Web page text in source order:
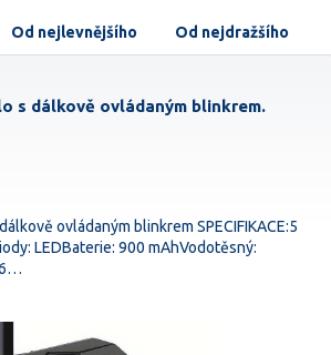
Od nejlevnějšího Od nejdražšího
s dálkově ovládaným blinkrem.
ovládaným blinkrem SPECIFIKACE:5
LEDBaterie: 900 mAhVodotěsný: